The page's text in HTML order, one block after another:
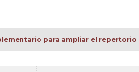
para ampliar el repertorio